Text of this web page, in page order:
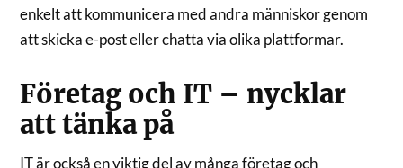
enkelt att kommunicera med andra människor genom
att skicka e-post eller chatta via olika plattformar.
Företag och IT – nycklar
att tänka på
IT är också en viktig del av många företag och